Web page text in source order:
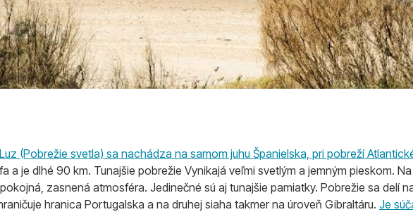
(Pobrežie svetla) sa nachádza na samom juhu Španielska, pri pobreží
a je dlhé 90 km. Tunajšie pobrežie Vynikajá veľmi svetlým a jemným pieskom.
zasnená atmosféra. Jedinečné sú aj tunajšie pamiatky. Pobrežie sa delí
hranica Portugalska a na druhej siaha takmer na úroveň Gibraltáru. Je